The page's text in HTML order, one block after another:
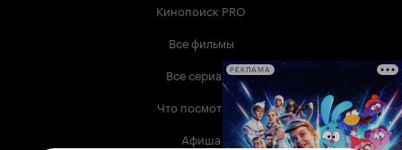
созданном для мужчин.Кинопоиск PRO
Все фильмы
Все сериалы
Что посмотреть
Афиша
РЕКЛАМА